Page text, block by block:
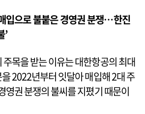
입으로 불붙은 경영권 분쟁…한진
’
주목을 받는 이유는 대한항공의 최대
2022년부터 잇달아 매입해 2대 주
영권 분쟁의 불씨를 지폈기 때문이